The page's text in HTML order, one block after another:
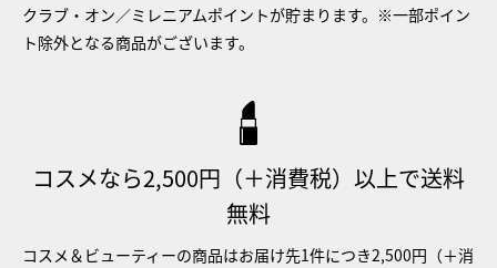
クラブ・オン／ミレニアムポイントが貯まります。※一部ポイン
ト除外となる商品がございます。
コスメなら2,500円（＋消費税）以上で送料
無料
コスメ＆ビューティーの商品はお届け先1件につき2,500円（＋消